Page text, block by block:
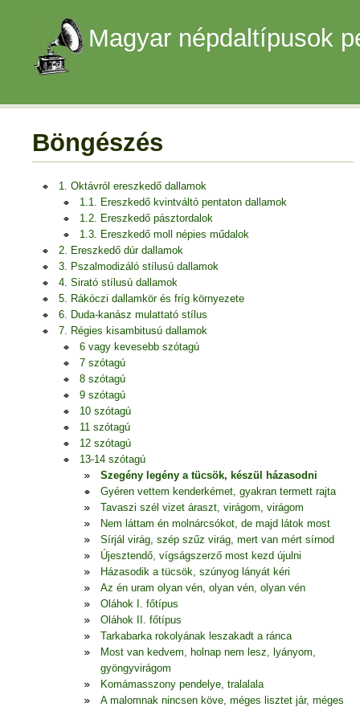
Magyar népdaltípusok
Böngészés
1. Oktávról ereszkedő dallamok
1.1. Ereszkedő kvintváltó pentaton dallamok
1.2. Ereszkedő pásztordalok
1.3. Ereszkedő moll népies műdalok
2. Ereszkedő dúr dallamok
3. Pszalmodizáló stílusú dallamok
4. Sirató stílusú dallamok
5. Rákóczi dallamkör és fríg környezete
6. Duda-kanász mulattató stílus
7. Régies kisambitusú dallamok
6 vagy kevesebb szótagú
7 szótagú
8 szótagú
9 szótagú
10 szótagú
11 szótagú
12 szótagú
13-14 szótagú
Szegény legény a tücsök, készül házasodni
Gyéren vettem kenderkémet, gyakran termett rajta
Tavaszi szél vizet áraszt, virágom, virágom
Nem láttam én molnárcsókot, de majd látok most
Sírjál virág, szép szűz virág, mert van mért sírnod
Újesztendő, vígságszerző most kezd újulni
Házasodik a tücsök, szúnyog lányát kéri
Az én uram olyan vén, olyan vén, olyan vén
Oláhok I. főtípus
Oláhok II. főtípus
Tarkabarka rokolyának leszakadt a ránca
Most van kedvem, holnap nem lesz, lyányom,
gyöngyvirágom
Komámasszony pendelye, tralalala
A malomnak nincsen köve, méges lisztet jár, méges